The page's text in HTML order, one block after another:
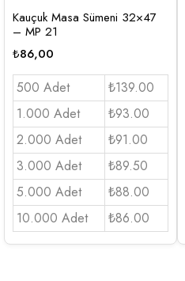
Kauçuk Masa Sümeni 32×47
– MP 21
₺86,00
500 Adet
₺139.00
1.000 Adet
₺93.00
2.000 Adet
₺91.00
3.000 Adet
₺89.50
5.000 Adet
₺88.00
10.000 Adet
₺86.00